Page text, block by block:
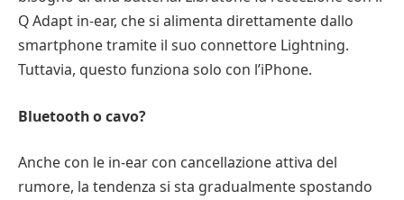
Q Adapt in-ear, che si alimenta direttamente dallo
smartphone tramite il suo connettore Lightning.
Tuttavia, questo funziona solo con l’iPhone.
Bluetooth o cavo?
Anche con le in-ear con cancellazione attiva del
rumore, la tendenza si sta gradualmente spostando